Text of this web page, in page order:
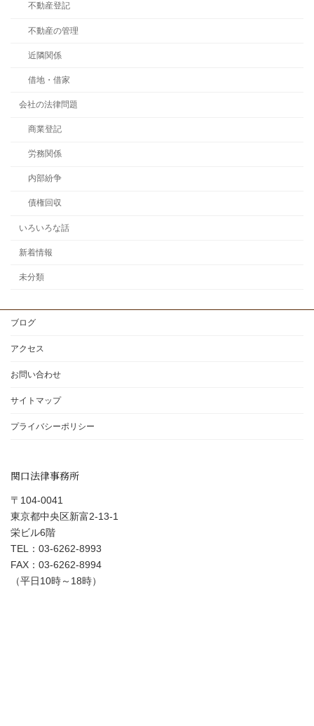
不動産登記
不動産の管理
近隣関係
借地・借家
会社の法律問題
商業登記
労務関係
内部紛争
債権回収
いろいろな話
新着情報
未分類
ブログ
アクセス
お問い合わせ
サイトマップ
プライバシーポリシー
関口法律事務所
〒104-0041
東京都中央区新富2-13-1
栄ビル6階
TEL：03-6262-8993
FAX：03-6262-8994
（平日10時～18時）